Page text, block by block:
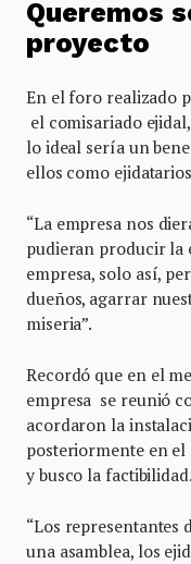
Queremos
proyecto
En el foro realizado
el comisariado
lo ideal sería un
ellos como
“La empresa nos
pudieran producir la
empresa, solo así,
dueños, agarrar
miseria”.
Recordó que en el
empresa se reunió
acordaron la
posteriormente en
y busco la factibilidad.
“Los representantes
una asamblea, los